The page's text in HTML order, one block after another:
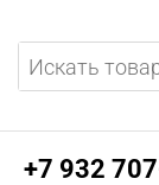
Двери
+7 932